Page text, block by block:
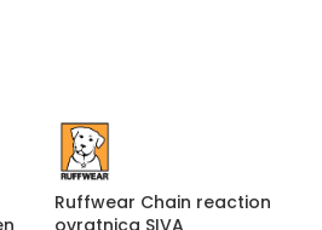
Ruffwear Chain reaction